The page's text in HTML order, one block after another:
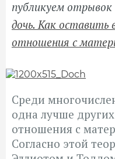
публикуем отрывок
дочь. Как
отношения с
Среди
одна лучше
отношения с
Согласно этой